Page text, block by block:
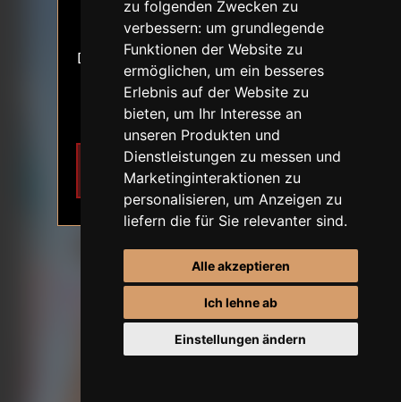
zu folgenden Zwecken zu
verbessern: um grundlegende
Funktionen der Website zu
ermöglichen, um ein besseres
Erlebnis auf der Website zu
bieten, um Ihr Interesse an
unseren Produkten und
Dienstleistungen zu messen und
Marketinginteraktionen zu
personalisieren, um Anzeigen zu
liefern die für Sie relevanter sind.
Alle akzeptieren
Ich lehne ab
Einstellungen ändern
18+
Der Inhalt der Website stellt sexuelle
Themen dar.
Ich bin 18 Jahre alt oder älter.
Ich möchte
teilnehmen
Verlassen